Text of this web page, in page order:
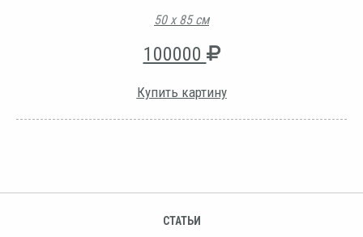
50 х 85 см
100000
Купить картину
СТАТЬИ